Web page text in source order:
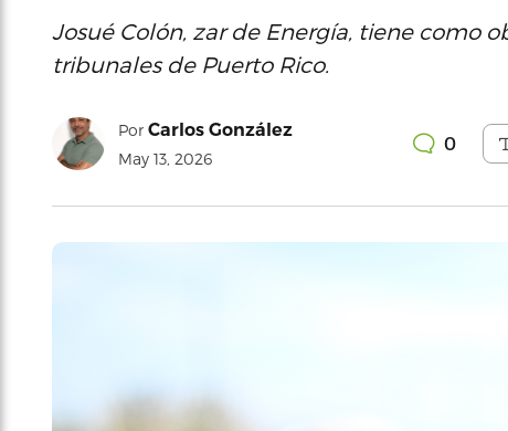
Josué Colón, zar de Energía, tiene como
tribunales de Puerto Rico.
Por Carlos González
May 13, 2026
0